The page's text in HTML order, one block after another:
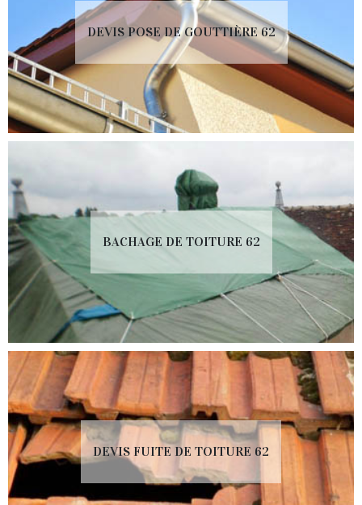
DEVIS POSE DE GOUTTIÈRE 62
BACHAGE DE TOITURE 62
DEVIS FUITE DE TOITURE 62